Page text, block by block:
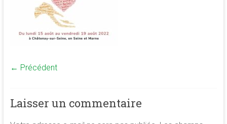
des
ressources
← Précédent
Laisser un commentaire